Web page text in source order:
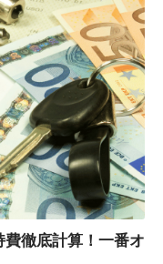
費徹底計算！一番オ